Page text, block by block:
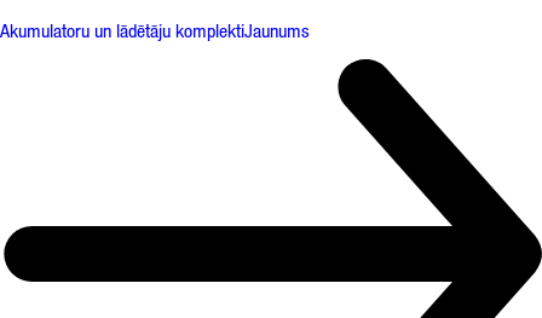
Akumulatoru un lādētāju komplektiJaunums